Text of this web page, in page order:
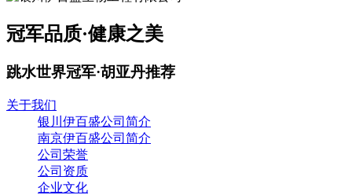
冠军品质·健康之美
跳水世界冠军·胡亚丹推荐
关于我们
银川伊百盛公司简介
南京伊百盛公司简介
公司荣誉
公司资质
企业文化